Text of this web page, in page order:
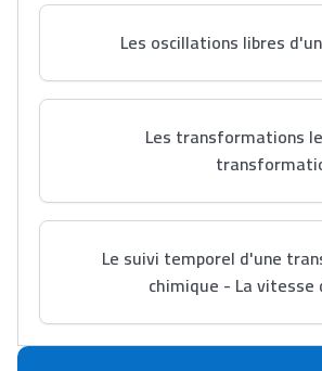
Les oscillations libres
Les transformations
Le suivi temporel d'une
chimique - La